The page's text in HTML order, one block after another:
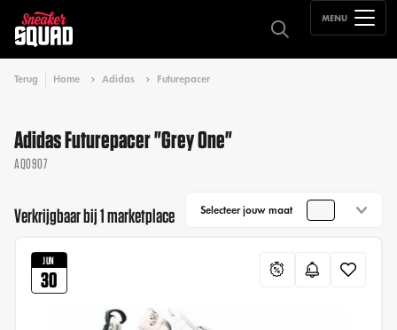
MENU
Terug Home Adidas Futurepacer
Adidas Futurepacer "Grey One"
AQ0907
Verkrijgbaar bij 1 marketplace Selecteer jouw maat
JUN
30